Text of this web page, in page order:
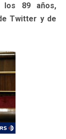
los 89 años,
Twitter y de